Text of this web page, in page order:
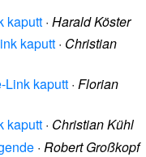
kaputt · Harald Köster
kaputt · Christian
Link kaputt · Florian
kaputt · Christian Kühl
· Robert Großkopf